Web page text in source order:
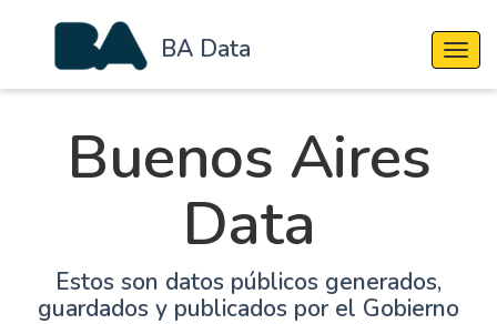
BA Data
Buenos Aires
Data
Estos son datos públicos generados,
guardados y publicados por el Gobierno